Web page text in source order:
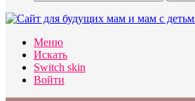
Меню
Искать
Switch skin
Войти